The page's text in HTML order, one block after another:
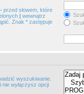
- przed słowem, które
| wewnątrz
Znak * zastępuje
wyszukiwanie.
wyłączysz opcji